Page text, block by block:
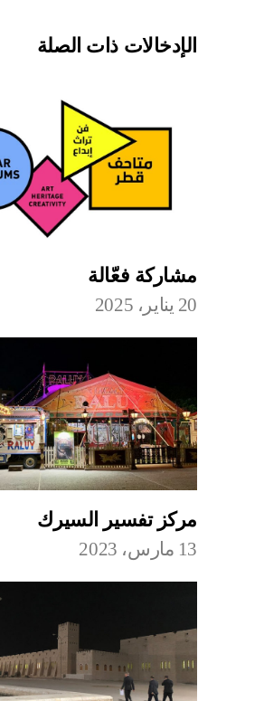
الإدخالات ذات الصلة
مشاركة فعّالة
20 يناير، 2025
مركز تفسير السيرك
13 مارس، 2023